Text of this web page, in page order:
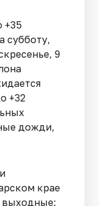
+35
субботу,
9
+32
дожди,
крае
выходные: